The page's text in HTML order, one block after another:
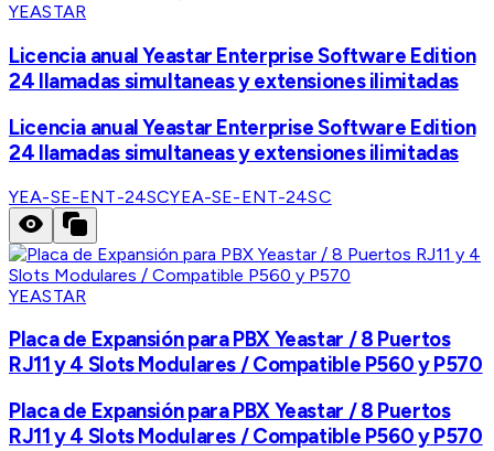
YEASTAR
Licencia anual Yeastar Enterprise Software Edition
24 llamadas simultaneas y extensiones ilimitadas
Licencia anual Yeastar Enterprise Software Edition
24 llamadas simultaneas y extensiones ilimitadas
YEA-SE-ENT-24SCYEA-SE-ENT-24SC
YEASTAR
Placa de Expansión para PBX Yeastar / 8 Puertos
RJ11 y 4 Slots Modulares / Compatible P560 y P570
Placa de Expansión para PBX Yeastar / 8 Puertos
RJ11 y 4 Slots Modulares / Compatible P560 y P570